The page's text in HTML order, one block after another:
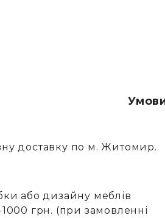
доставку по м. Житомир.
або дизайну меблів
грн. (при замовленні